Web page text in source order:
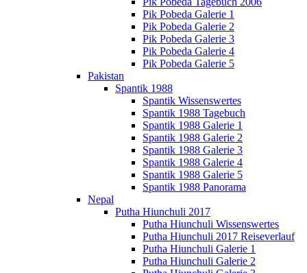
Pik Pobeda Galerie 1
Pik Pobeda Galerie 2
Pik Pobeda Galerie 3
Pik Pobeda Galerie 4
Pik Pobeda Galerie 5
Pakistan
Spantik 1988
Spantik Wissenswertes
Spantik 1988 Tagebuch
Spantik 1988 Galerie 1
Spantik 1988 Galerie 2
Spantik 1988 Galerie 3
Spantik 1988 Galerie 4
Spantik 1988 Galerie 5
Spantik 1988 Panorama
Nepal
Putha Hiunchuli 2017
Putha Hiunchuli Wissenswertes
Putha Hiunchuli 2017 Reiseverlauf
Putha Hiunchuli Galerie 1
Putha Hiunchuli Galerie 2